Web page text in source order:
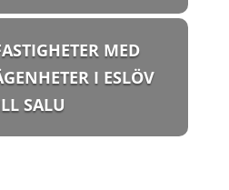
MED
I ESLÖV
SALU